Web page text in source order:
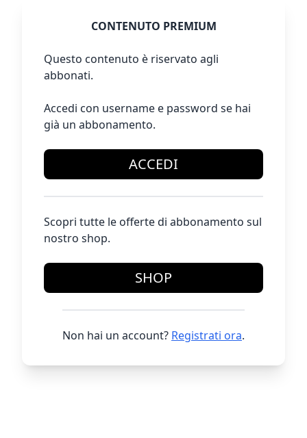
CONTENUTO PREMIUM
Questo contenuto è riservato agli
abbonati.
Accedi con username e password se hai
già un abbonamento.
ACCEDI
Scopri tutte le offerte di abbonamento sul
nostro shop.
SHOP
Non hai un account? Registrati ora.